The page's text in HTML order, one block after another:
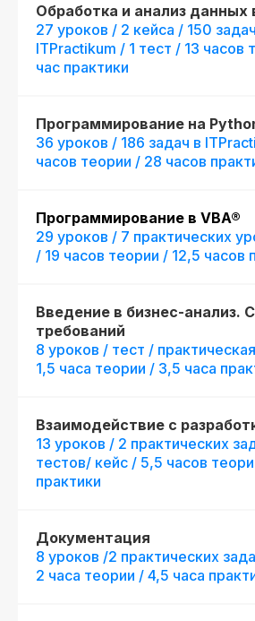
Обработка и анализ данных
27 уроков / 2 кейса / 150
ITPractikum / 1 тест / 13 часов
час практики
Программирование на
36 уроков / 186 задач в
часов теории / 28 часов
Программирование в VBA®
29 уроков / 7 практических
/ 19 часов теории / 12,5 часов
Введение в бизнес-анализ.
требований
8 уроков / тест /
1,5 часа теории / 3,5 часа
Взаимодействие с
13 уроков / 2 практических
тестов/ кейс / 5,5 часов
практики
Документация
8 уроков /2 практических
2 часа теории / 4,5 часа
Получить программу
Попробовать 48 часов бесплатно
Начните обучение уже
сегодня
Получите полную программу курса
в PDF или бесплатный доступ ко всем
материалам курса на 48 часов, чтобы
оценить качество программы,
сомнений